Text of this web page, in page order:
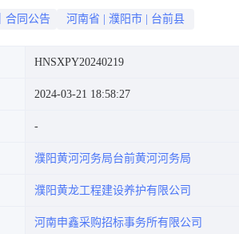
合同公告 河南省 濮阳市 台前县
HNSXPY20240219
2024-03-21 18:58:27
濮阳黄河河务局台前黄河河务局
濮阳黄龙工程建设养护有限公司
河南申鑫采购招标事务所有限公司